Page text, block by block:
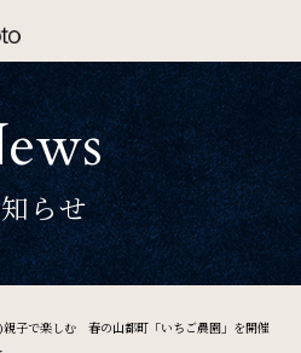
CLOSE
内
らせ
子で楽しむ 春の山都町「いちご農園」を開催